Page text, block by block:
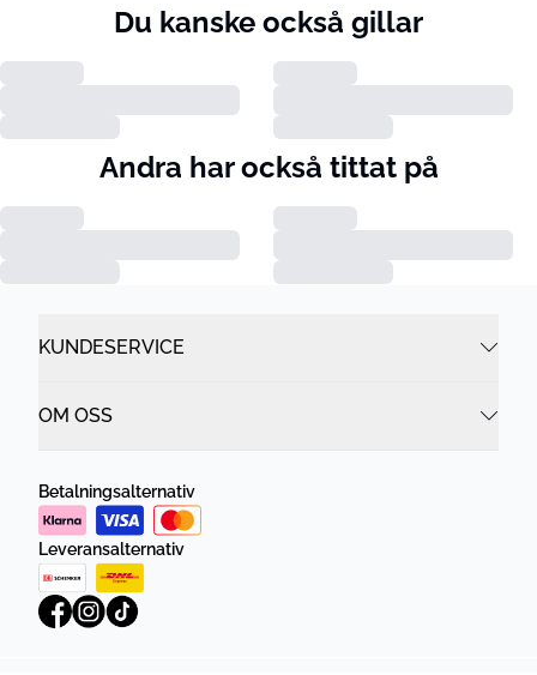
Du kanske också gillar
Andra har också tittat på
KUNDESERVICE
OM OSS
Betalningsalternativ
Leveransalternativ